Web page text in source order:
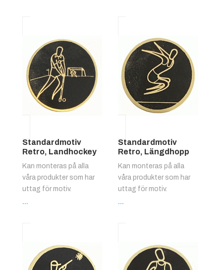
Standardmotiv
Retro, Landhockey
Kan monteras på alla
våra produkter som har
uttag för motiv.
...
Standardmotiv
Retro, Längdhopp
Kan monteras på alla
våra produkter som har
uttag för motiv.
...